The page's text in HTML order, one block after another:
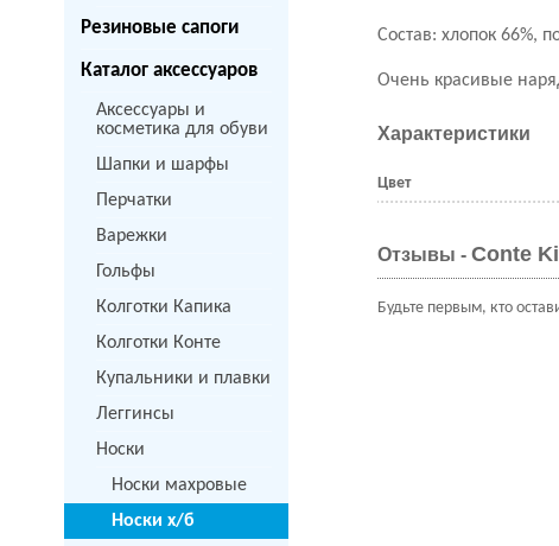
Резиновые сапоги
Каталог аксессуаров
Аксессуары и
косметика для обуви
Шапки и шарфы
Перчатки
Варежки
Гольфы
Колготки Капика
Колготки Конте
Купальники и плавки
Леггинсы
Носки
Носки махровые
Носки х/б
Состав: хлопок 66%,
Очень красивые
Характеристики
Цвет
Отзывы -Conte
Будьте первым, кто